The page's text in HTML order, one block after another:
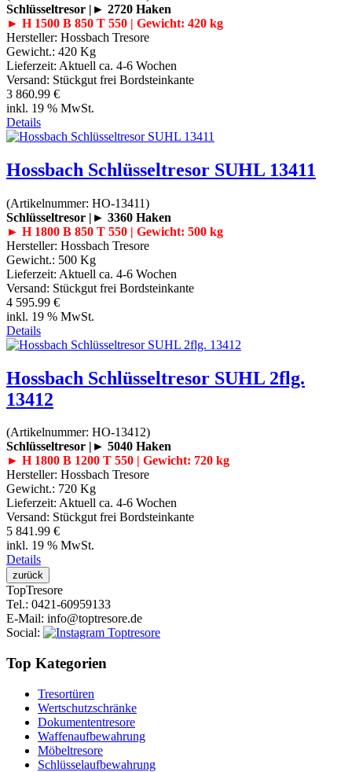
Schlüsseltresor |► 2720 Haken
► H 1500 B 850 T 550 | Gewicht: 420 kg
Hersteller: Hossbach Tresore
Gewicht.: 420 Kg
Lieferzeit: Aktuell ca. 4-6 Wochen
Versand: Stückgut frei Bordsteinkante
3 860.99 €
inkl. 19 % MwSt.
Details
Hossbach Schlüsseltresor SUHL 13411
(Artikelnummer: HO-13411)
Schlüsseltresor |► 3360 Haken
► H 1800 B 850 T 550 | Gewicht: 500 kg
Hersteller: Hossbach Tresore
Gewicht.: 500 Kg
Lieferzeit: Aktuell ca. 4-6 Wochen
Versand: Stückgut frei Bordsteinkante
4 595.99 €
inkl. 19 % MwSt.
Details
Hossbach Schlüsseltresor SUHL 2flg.
13412
(Artikelnummer: HO-13412)
Schlüsseltresor |► 5040 Haken
► H 1800 B 1200 T 550 | Gewicht: 720 kg
Hersteller: Hossbach Tresore
Gewicht.: 720 Kg
Lieferzeit: Aktuell ca. 4-6 Wochen
Versand: Stückgut frei Bordsteinkante
5 841.99 €
inkl. 19 % MwSt.
Details
TopTresore
Tel.: 0421-60959133
E-Mail: info@toptresore.de
Social:
Top Kategorien
Tresortüren
Wertschutzschränke
Dokumententresore
Waffenaufbewahrung
Möbeltresore
Schlüsselaufbewahrung